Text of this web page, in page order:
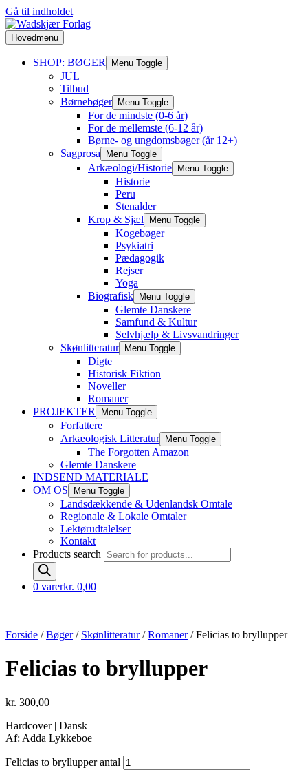
Gå til indholdet
Hovedmenu
SHOP: BØGER Menu Toggle
JUL
Tilbud
Børnebøger
Menu Toggle
For de mindste (0-6 år)
For de mellemste (6-12 år)
Børne- og ungdomsbøger (år 12+)
Sagprosa
Menu Toggle
Arkæologi/Historie Menu Toggle
Historie
Peru
Stenalder
Krop & Sjæl
Menu Toggle
Kogebøger
Psykiatri
Pædagogik
Rejser
Yoga
Biografisk
Menu Toggle
Glemte Danskere
Samfund & Kultur
Selvhjælp & Livsvandringer
Skønlitteratur
Menu Toggle
Digte
Historisk Fiktion
Noveller
Romaner
PROJEKTER
Menu Toggle
Forfattere
Arkæologisk Litteratur
Menu Toggle
The Forgotten Amazon
Glemte Danskere
INDSEND MATERIALE
OM OS
Menu Toggle
Landsdækkende & Udenlandsk Omtale
Regionale & Lokale Omtaler
Lektørudtalelser
Kontakt
Products search
0 varerkr. 0,00
Forside /Bøger/ Skønlitteratur/Romaner/ Felicias to bryllupper
Felicias to bryllupper
kr. 300,00
Hardcover | Dansk
Af: Adda Lykkeboe
Felicias to bryllupper antal